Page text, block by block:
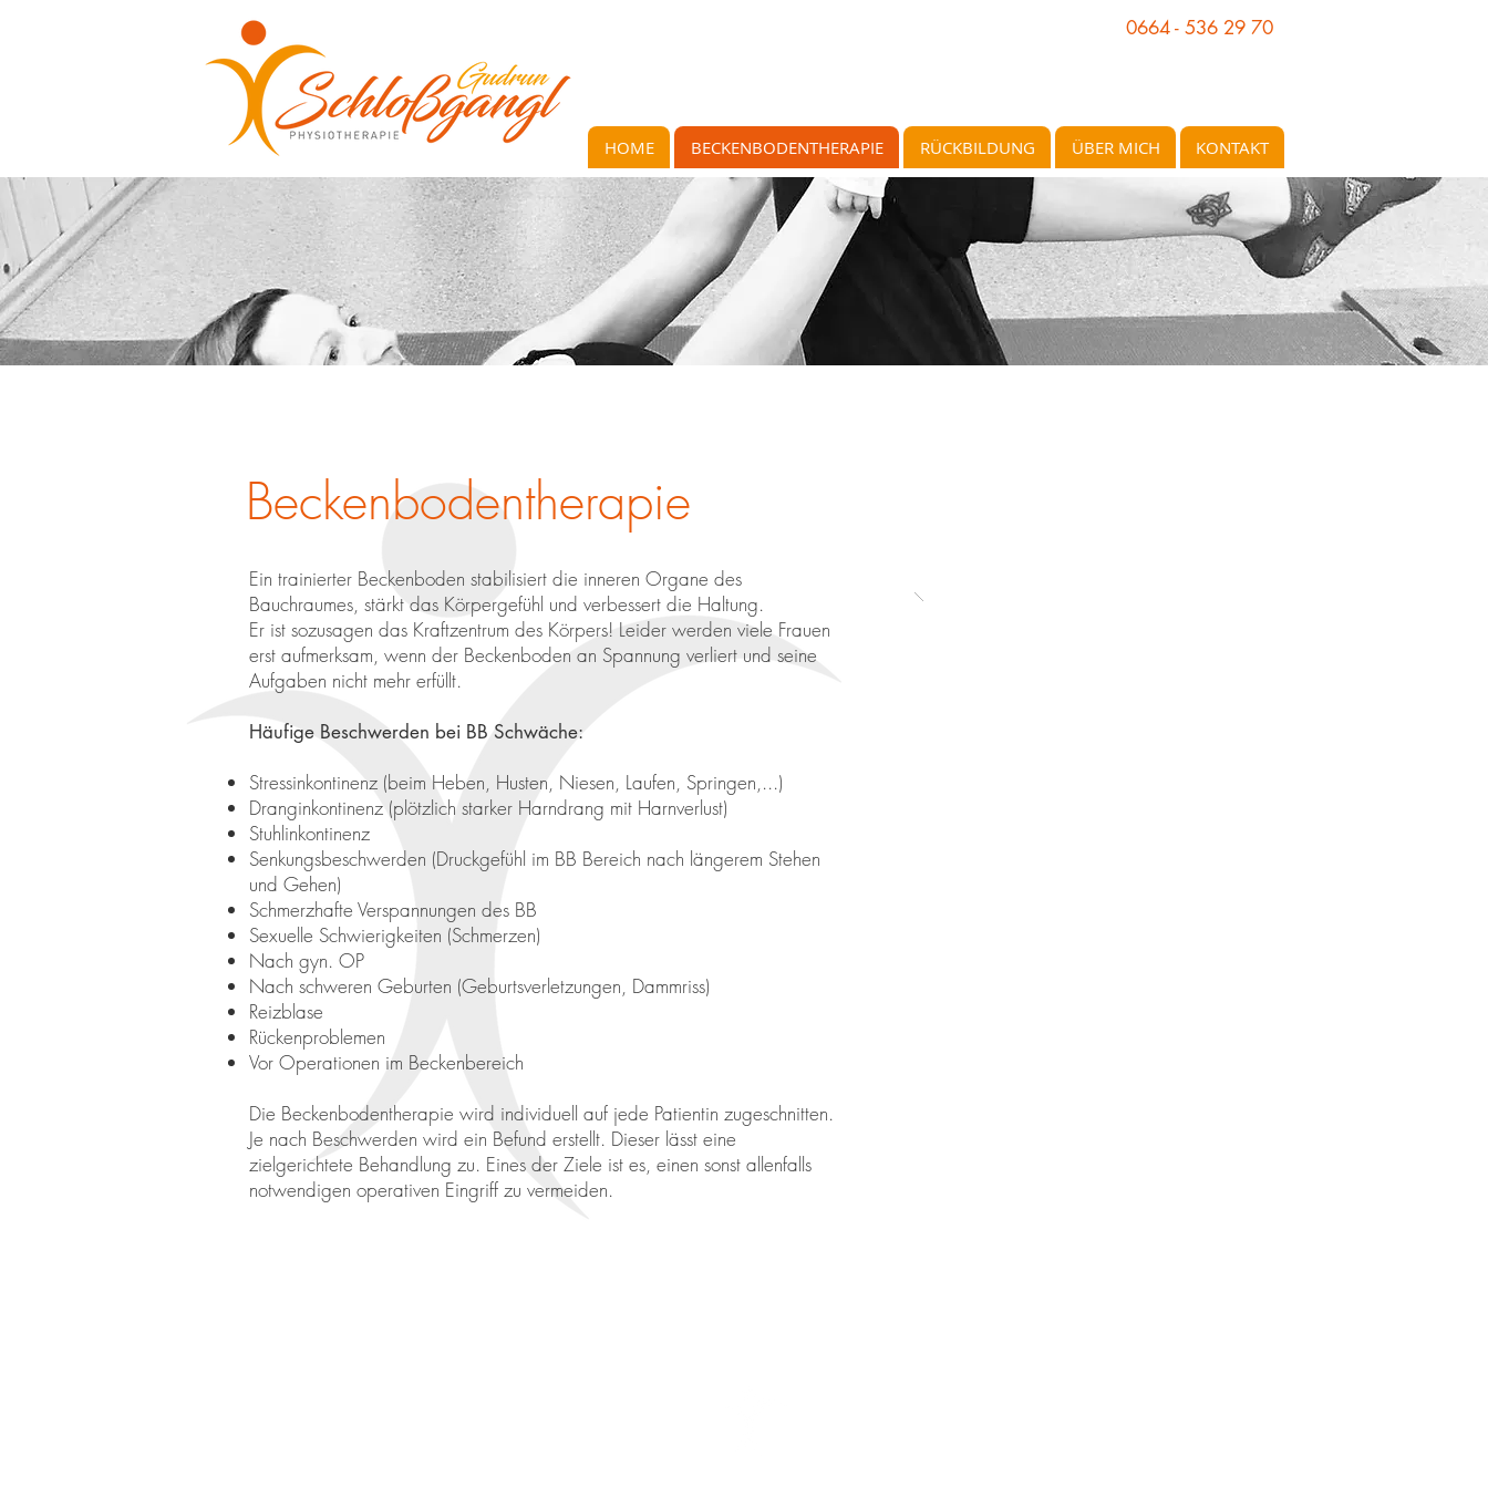
0664 - 536 29 70
HOME BECKENBODENTHERAPIE RÜCKBILDUNG ÜBER MICH KONTAKT
Beckenbodentherapie
Ein trainierter Beckenboden stabilisiert die inneren Organe des
Bauchraumes, stärkt das Körpergefühl und verbessert die Haltung.
Er ist sozusagen das Kraftzentrum des Körpers! Leider werden viele Frauen
erst aufmerksam, wenn der Beckenboden an Spannung verliert und seine
Aufgaben nicht mehr erfüllt.
Häufige Beschwerden bei BB Schwäche:
Stressinkontinenz (beim Heben, Husten, Niesen, Laufen, Springen,...)
Dranginkontinenz (plötzlich starker Harndrang mit Harnverlust)
Stuhlinkontinenz
Senkungsbeschwerden (Druckgefühl im BB Bereich nach längerem Stehen
und Gehen)
Schmerzhafte Verspannungen des BB
Sexuelle Schwierigkeiten (Schmerzen)
Nach gyn. OP
Nach schweren Geburten (Geburtsverletzungen, Dammriss)
Reizblase
Rückenproblemen
Vor Operationen im Beckenbereich
Die Beckenbodentherapie wird individuell auf jede Patientin zugeschnitten.
Je nach Beschwerden wird ein Befund erstellt. Dieser lässt eine
zielgerichtete Behandlung zu. Eines der Ziele ist es, einen sonst allenfalls
notwendigen operativen Eingriff zu vermeiden.